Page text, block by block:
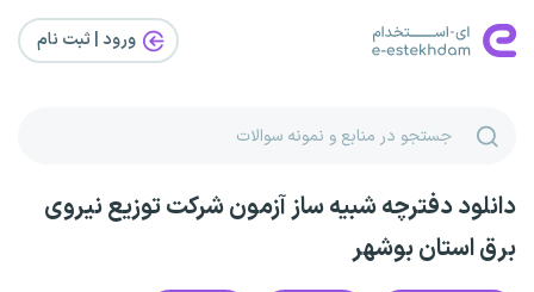
ورود | ثبت‌ نام
دانلود دفترچه شبیه ساز آزمون شرکت توزیع نیروی
برق استان بوشهر